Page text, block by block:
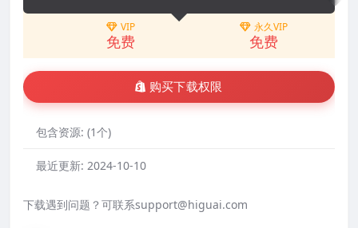
VIP
免费
永久VIP
免费
购买下载权限
包含资源: (1个)
最近更新: 2024-10-10
下载遇到问题？可联系support@higuai.com